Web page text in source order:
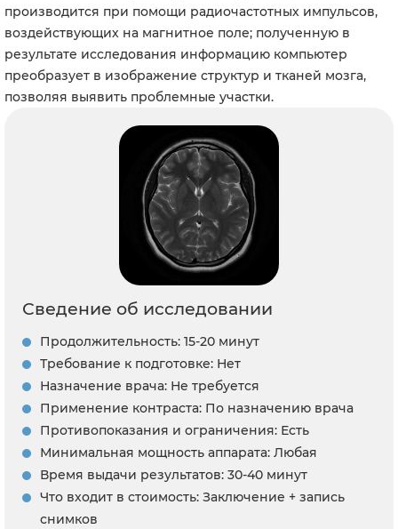
производится при помощи радиочастотных импульсов,
воздействующих на магнитное поле; полученную в
результате исследования информацию компьютер
преобразует в изображение структур и тканей мозга,
позволяя выявить проблемные участки.
Сведение об исследовании
Продолжительность: 15-20 минут
Требование к подготовке: Нет
Назначение врача: Не требуется
Применение контраста: По назначению врача
Противопоказания и ограничения: Есть
Минимальная мощность аппарата: Любая
Время выдачи результатов: 30-40 минут
Что входит в стоимость: Заключение + запись
снимков